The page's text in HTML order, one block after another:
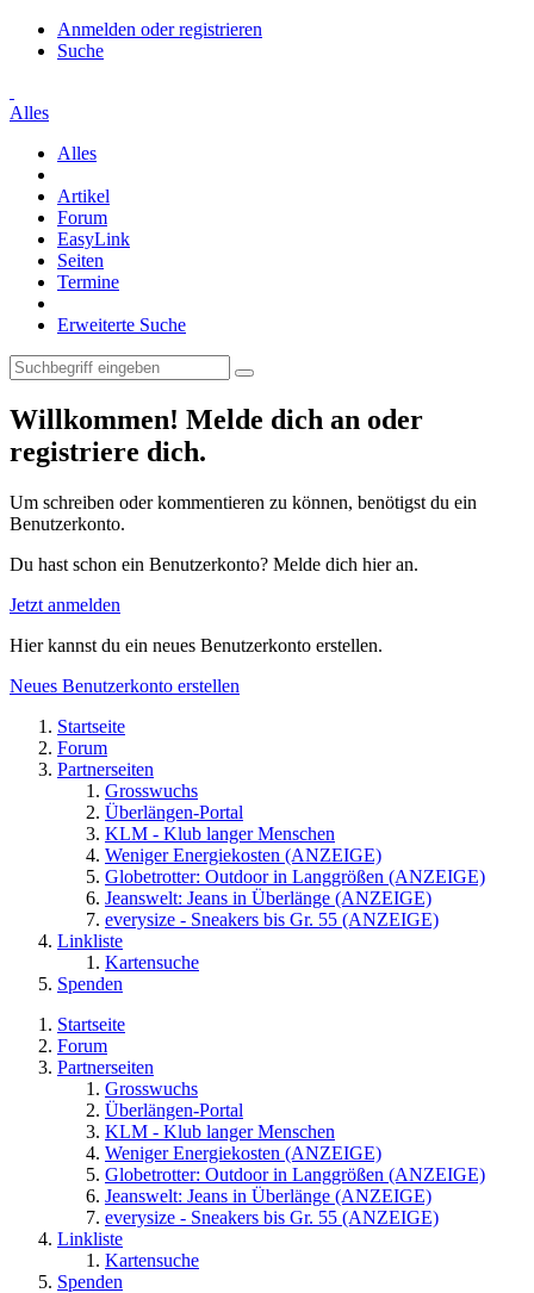
Anmelden oder registrieren
Suche
Alles
Alles
Artikel
Forum
EasyLink
Seiten
Termine
Erweiterte Suche
Willkommen! Melde dich an oder
registriere dich.
Um schreiben oder kommentieren zu können, benötigst du ein
Benutzerkonto.
Du hast schon ein Benutzerkonto? Melde dich hier an.
Jetzt anmelden
Hier kannst du ein neues Benutzerkonto erstellen.
Neues Benutzerkonto erstellen
Startseite
Forum
Partnerseiten
Grosswuchs
Überlängen-Portal
KLM - Klub langer Menschen
Weniger Energiekosten (ANZEIGE)
Globetrotter: Outdoor in Langgrößen (ANZEIGE)
Jeanswelt: Jeans in Überlänge (ANZEIGE)
everysize - Sneakers bis Gr. 55 (ANZEIGE)
Linkliste
Kartensuche
Spenden
Startseite
Forum
Partnerseiten
Grosswuchs
Überlängen-Portal
KLM - Klub langer Menschen
Weniger Energiekosten (ANZEIGE)
Globetrotter: Outdoor in Langgrößen (ANZEIGE)
Jeanswelt: Jeans in Überlänge (ANZEIGE)
everysize - Sneakers bis Gr. 55 (ANZEIGE)
Linkliste
Kartensuche
Spenden